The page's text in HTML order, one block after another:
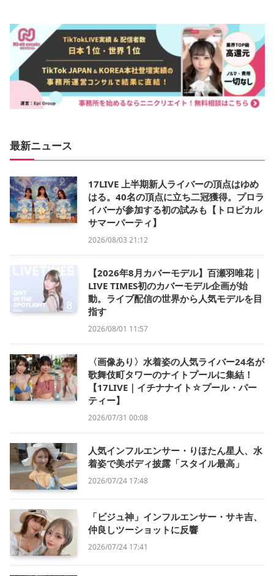
最新ニュース
17LIVE 上半期新人ライバーの頂点はゆめ
はる。40名の頂点に立ち二冠獲得。プロラ
イバーが参加する初の試みも【トロピカル
サマーパーティ】
2026/08/03 21:12
【2026年8月カバーモデル】百瀬羽唯花｜
LIVE TIMES初のカバーモデル企画が始
動。ライブ配信の世界から人気モデルを目
指す
2026/08/01 11:57
〈画像あり〉水着姿の人気ライバー24名が
歌舞伎町タワーのナイトプールに集結！
【17LIVE｜イチナナイト☆プール・パー
ティー】
2026/07/31 00:08
人気インフルエンサー・りほたん星人、水
着姿で美ボディ披露「スタイル最高」
2026/07/24 17:48
「ビジュ神」インフルエンサー・サキ吉、
仲良しツーショットに反響
2026/07/24 17:41